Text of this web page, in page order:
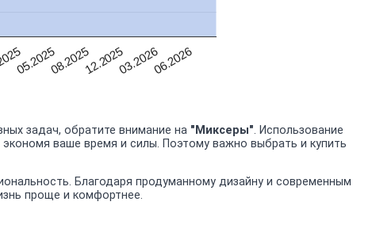
05.202508.202512.202503.202606.2026
задач, обратите внимание на "Миксеры". Использование
ваше время и силы. Поэтому важно выбрать и купить
Благодаря продуманному дизайну и современным
проще и комфортнее.